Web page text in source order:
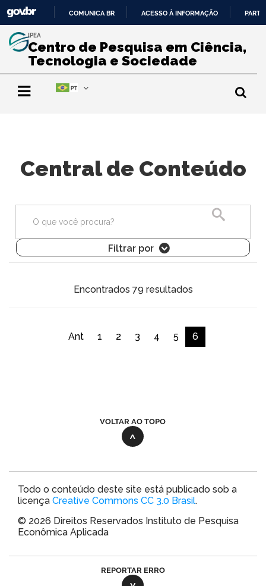
PARA
O
CONTEÚDO
COMUNICA BR ACESSO À INFORMAÇÃO
IPEA
Centro de Pesquisa em Ciência,
Tecnologia e Sociedade
Central de Conteúdo
Filtrar por
Encontrados 79 resultados
Ant 1 2 3 4 5 6
VOLTAR AO TOPO
Todo o conteúdo deste site está publicado sob a
licença Creative Commons CC 3.0 Brasil.
© 2026 Direitos Reservados Instituto de Pesquisa
Econômica Aplicada
REPORTAR ERRO